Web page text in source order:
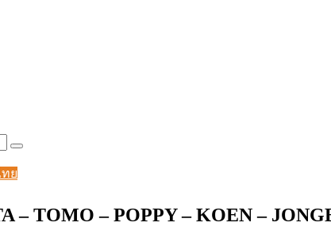
Search
ทย
– TOMO – POPPY – KOEN –